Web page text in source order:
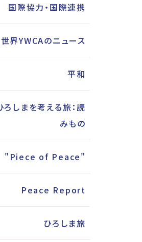
国際協力・国際連携
世界YWCAのニュース
平和
ろしまを考える旅：読
みもの
"Piece of Peace"
Peace Report
ひろしま旅